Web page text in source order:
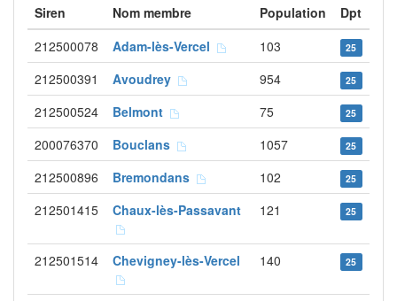
Siren Nom membre Population
Dpt
212500078
Adam-lès-Vercel 103 25
212500391 Avoudrey 954 25
212500524 Belmont 75 25
200076370 Bouclans 1057 25
212500896 Bremondans 102 25
212501415 Chaux-lès-Passavant 121 25
212501514 Chevigney-lès-Vercel 140 25